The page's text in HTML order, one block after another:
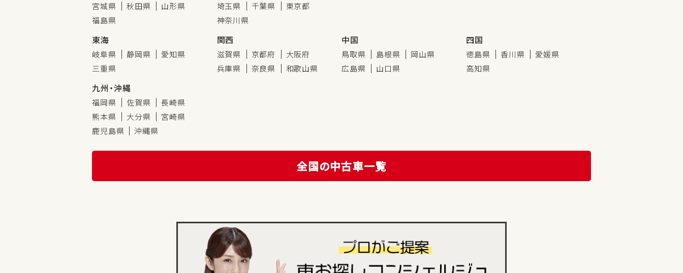
宮城県
秋田県
山形県
福島県
埼玉県
千葉県
東京都
神奈川県
東海
岐阜県 静岡県
愛知県
三重県
関西
滋賀県 京都府
大阪府
兵庫県
奈良県 和歌山県
中国
鳥取県 島根県
岡山県
広島県
山口県
四国
徳島県 香川県
愛媛県
高知県
九州・沖縄
福岡県 佐賀県
長崎県
熊本県
大分県
宮崎県
鹿児島県
沖縄県
全国の中古車一覧